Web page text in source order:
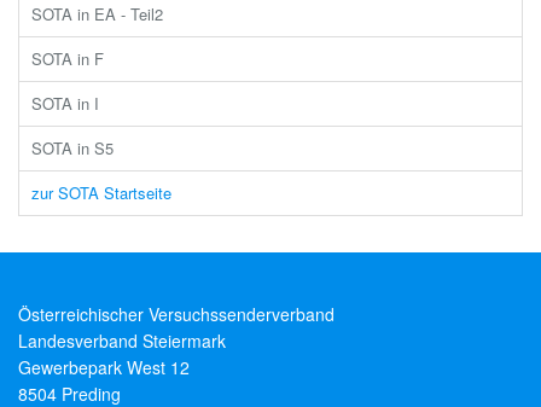
SOTA in EA - Teil2
SOTA in F
SOTA in I
SOTA in S5
zur SOTA Startseite
Österreichischer Versuchssenderverband
Landesverband Steiermark
Gewerbepark West 12
8504 Preding